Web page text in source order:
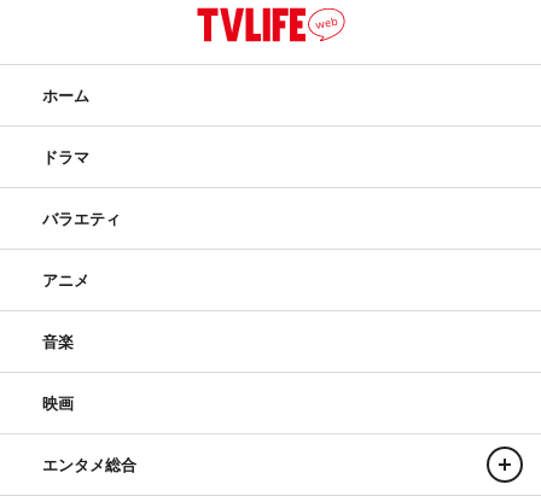
ホーム
ドラマ
バラエティ
アニメ
音楽
映画
エンタメ総合